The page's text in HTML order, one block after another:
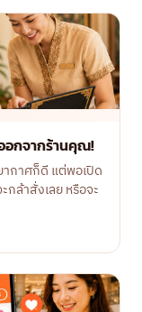
อกจากร้านคุณ!
ากาศก็ดี แต่พอเปิด
กล้าสั่งเลย หรือจะ